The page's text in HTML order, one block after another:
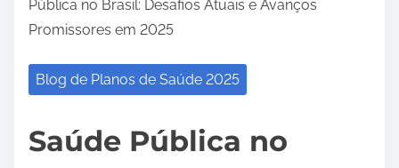
Pública no Brasil: Desafios Atuais e Avanços
Promissores em 2025
Blog de Planos de Saúde 2025
Saúde Pública no